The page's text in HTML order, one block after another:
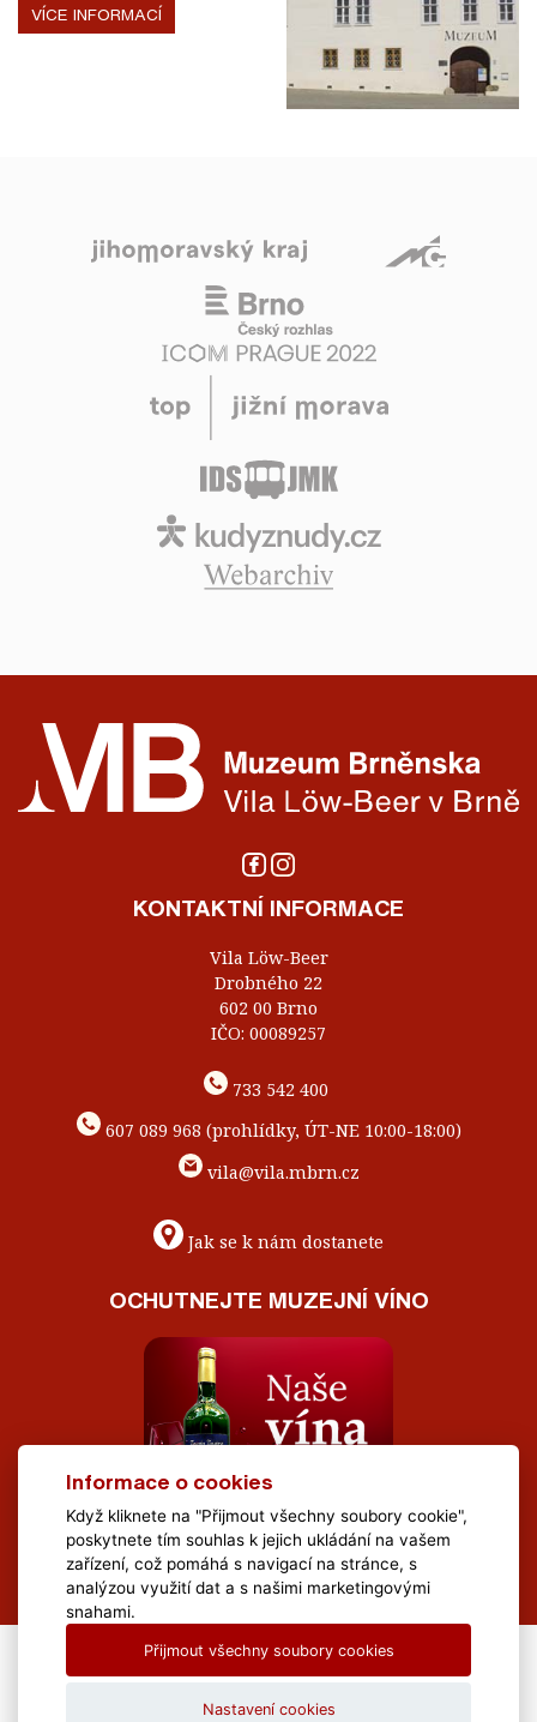
VÍCE INFORMACÍ
KONTAKTNÍ INFORMACE
Vila Löw-Beer
Drobného 22
602 00 Brno
IČO: 00089257
733 542 400
607 089 968 (prohlídky, ÚT-NE 10:00-18:00)
vila@vila.mbrn.cz
Jak se k nám dostanete
OCHUTNEJTE MUZEJNÍ VÍNO
All Rights Reserved Muzeum Brněnska © 2020, Webdesign by
Informace o cookies
Když kliknete na "Přijmout všechny soubory cookie",
poskytnete tím souhlas k jejich ukládání na vašem
zařízení, což pomáhá s navigací na stránce, s
analýzou využití dat a s našimi marketingovými
snahami.
Přijmout všechny soubory cookies
Nastavení cookies